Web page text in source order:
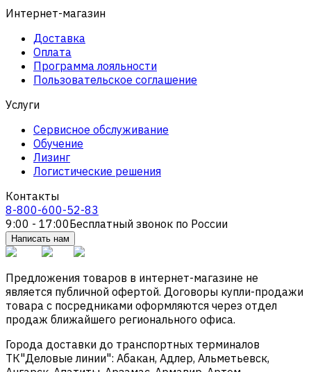
Интернет-магазин
Доставка
Оплата
Программа лояльности
Пользовательское соглашение
Услуги
Сервисное обслуживание
Обучение
Лизинг
Логистические решения
Контакты
8-800-600-52-83
9:00 - 17:00Бесплатный звонок по России
Написать нам
Предложения товаров в интернет-магазине не
является публичной офертой. Договоры купли-продажи
товара с посредниками оформляются через отдел
продаж ближайшего регионального офиса.
Города доставки до транспортных терминалов
ТК"Деловые линии": Абакан, Адлер, Альметьевск,